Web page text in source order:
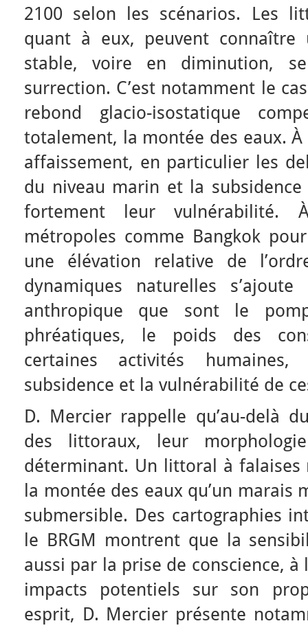
2100 selon les scénarios. Les
quant à eux, peuvent
stable, voire en diminution,
surrection. C’est notamment le
rebond glacio-isostatique
totalement, la montée des eaux.
affaissement, en particulier les
du niveau marin et la
fortement leur vulnérabilité.
métropoles comme Bangkok
une élévation relative de
dynamiques naturelles
anthropique que sont le
phréatiques, le poids des
certaines activités
subsidence et la vulnérabilité de
D. Mercier rappelle qu’au-delà
des littoraux, leur
déterminant. Un littoral à falaises
la montée des eaux qu’un
submersible. Des cartographies
le BRGM montrent que la
aussi par la prise de conscience, à
impacts potentiels sur son
esprit, D. Mercier présente